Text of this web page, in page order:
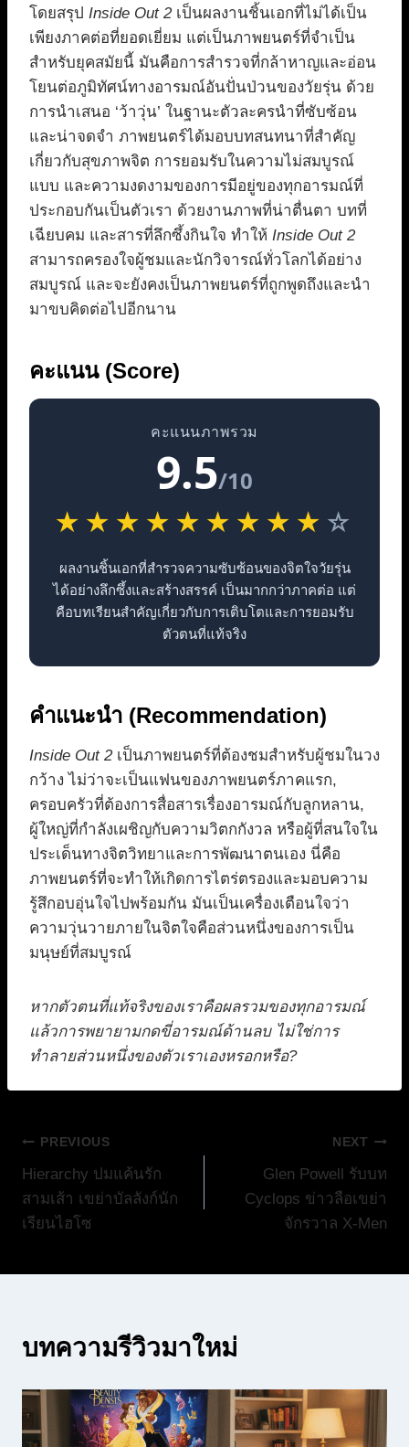
โดยสรุป Inside Out 2เป็นผลงานชิ้นเอกที่ไม่ได้เป็น
เพียงภาคต่อที่ยอดเยี่ยม แต่เป็นภาพยนตร์ที่จำเป็น
สำหรับยุคสมัยนี้ มันคือการสำรวจที่กล้าหาญและอ่อน
โยนต่อภูมิทัศน์ทางอารมณ์อันปั่นป่วนของวัยรุ่น ด้วย
การนำเสนอ ‘ว้าวุ่น’ ในฐานะตัวละครนำที่ซับซ้อน
และน่าจดจำ ภาพยนตร์ได้มอบบทสนทนาที่สำคัญ
เกี่ยวกับสุขภาพจิต การยอมรับในความไม่สมบูรณ์
แบบ และความงดงามของการมีอยู่ของทุกอารมณ์ที่
ประกอบกันเป็นตัวเรา ด้วยงานภาพที่น่าตื่นตา บทที่
เฉียบคม และสารที่ลึกซึ้งกินใจ ทำให้ Inside Out 2
สามารถครองใจผู้ชมและนักวิจารณ์ทั่วโลกได้อย่าง
สมบูรณ์ และจะยังคงเป็นภาพยนตร์ที่ถูกพูดถึงและนำ
มาขบคิดต่อไปอีกนาน
คะแนน (Score)
คะแนนภาพรวม
9.5/10
★ ★ ★ ★ ★ ★ ★ ★ ★ ☆
ผลงานชิ้นเอกที่สำรวจความซับซ้อนของจิตใจวัยรุ่น
ได้อย่างลึกซึ้งและสร้างสรรค์ เป็นมากกว่าภาคต่อ แต่
คือบทเรียนสำคัญเกี่ยวกับการเติบโตและการยอมรับ
ตัวตนที่แท้จริง
คำแนะนำ (Recommendation)
Inside Out 2เป็นภาพยนตร์ที่ต้องชมสำหรับผู้ชมในวง
กว้าง ไม่ว่าจะเป็นแฟนของภาพยนตร์ภาคแรก,
ครอบครัวที่ต้องการสื่อสารเรื่องอารมณ์กับลูกหลาน,
ผู้ใหญ่ที่กำลังเผชิญกับความวิตกกังวล หรือผู้ที่สนใจใน
ประเด็นทางจิตวิทยาและการพัฒนาตนเอง นี่คือ
ภาพยนตร์ที่จะทำให้เกิดการไตร่ตรองและมอบความ
รู้สึกอบอุ่นใจไปพร้อมกัน มันเป็นเครื่องเตือนใจว่า
ความวุ่นวายภายในจิตใจคือส่วนหนึ่งของการเป็น
มนุษย์ที่สมบูรณ์
หากตัวตนที่แท้จริงของเราคือผลรวมของทุกอารมณ์
แล้วการพยายามกดขี่อารมณ์ด้านลบ ไม่ใช่การ
ทำลายส่วนหนึ่งของตัวเราเองหรอกหรือ?
แนะแนว
เรื่อง
PREVIOUS
Hierarchy ปมแค้นรัก
สามเส้า เขย่าบัลลังก์นัก
เรียนไฮโซ
NEXT
Glen Powell รับบท
Cyclops ข่าวลือเขย่า
จักรวาล X-Men
บทความรีวิวมาใหม่